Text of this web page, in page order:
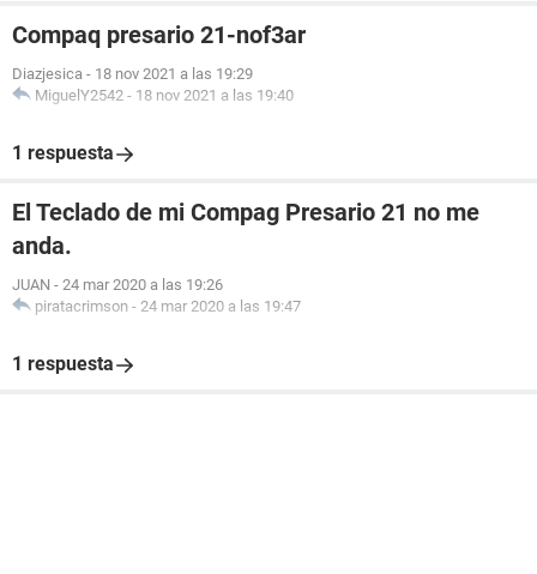
Compaq presario 21-nof3ar
Diazjesica - 18 nov 2021 a las 19:29
MiguelY2542 - 18 nov 2021 a las 19:40
1 respuesta
El Teclado de mi Compag Presario 21 no me
anda.
JUAN - 24 mar 2020 a las 19:26
piratacrimson - 24 mar 2020 a las 19:47
1 respuesta